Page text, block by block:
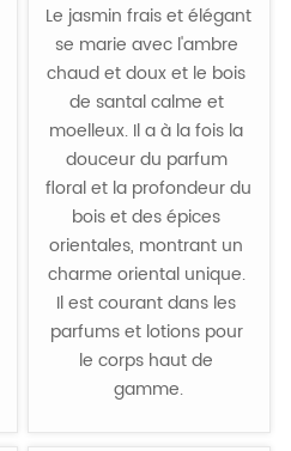
orientale)
Le jasmin frais et élégant
se marie avec l'ambre
chaud et doux et le bois
de santal calme et
moelleux. Il a à la fois la
douceur du parfum
floral et la profondeur du
bois et des épices
orientales, montrant un
charme oriental unique.
Il est courant dans les
parfums et lotions pour
le corps haut de
gamme.